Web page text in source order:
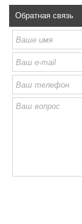
Обратная связь